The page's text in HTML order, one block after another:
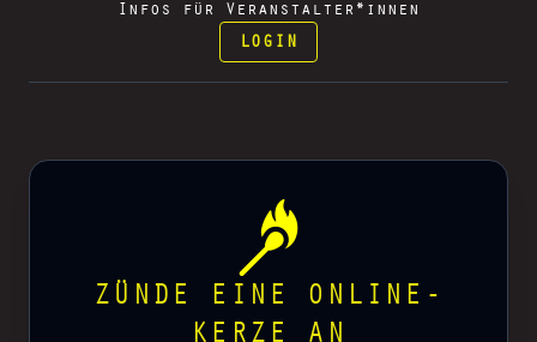
Infos für Veranstalter*innen
LOGIN
ZÜNDE EINE ONLINE-
KERZE AN